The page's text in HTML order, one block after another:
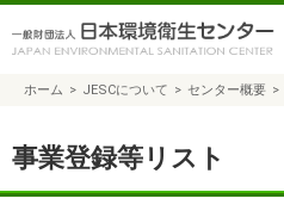
ホーム > JESCについて > センター概要 >
事業登録等リスト